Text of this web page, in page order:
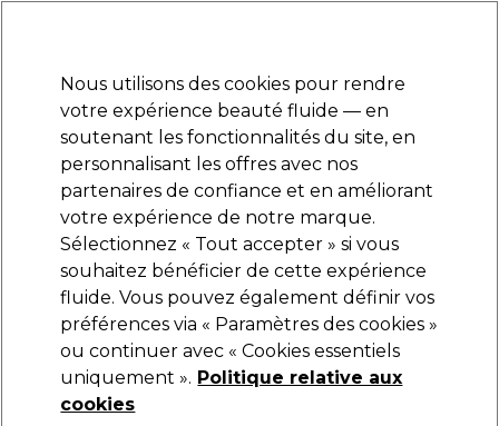
Se connecter
Marques Bons plans Coiffure Electro et Matériel
Livraison et délais
lire la suite
XP200 Natural Flair Coloration Permanente 8.1
Blond clair cendré 100ml
10,55 €
Nous utilisons des cookies pour rendre
votre expérience beauté fluide — en
soutenant les fonctionnalités du site, en
personnalisant les offres avec nos
partenaires de confiance et en améliorant
votre expérience de notre marque.
Sélectionnez « Tout accepter » si vous
souhaitez bénéficier de cette expérience
fluide. Vous pouvez également définir vos
préférences via « Paramètres des cookies »
ou continuer avec « Cookies essentiels
uniquement ». Politique relative aux
cookies